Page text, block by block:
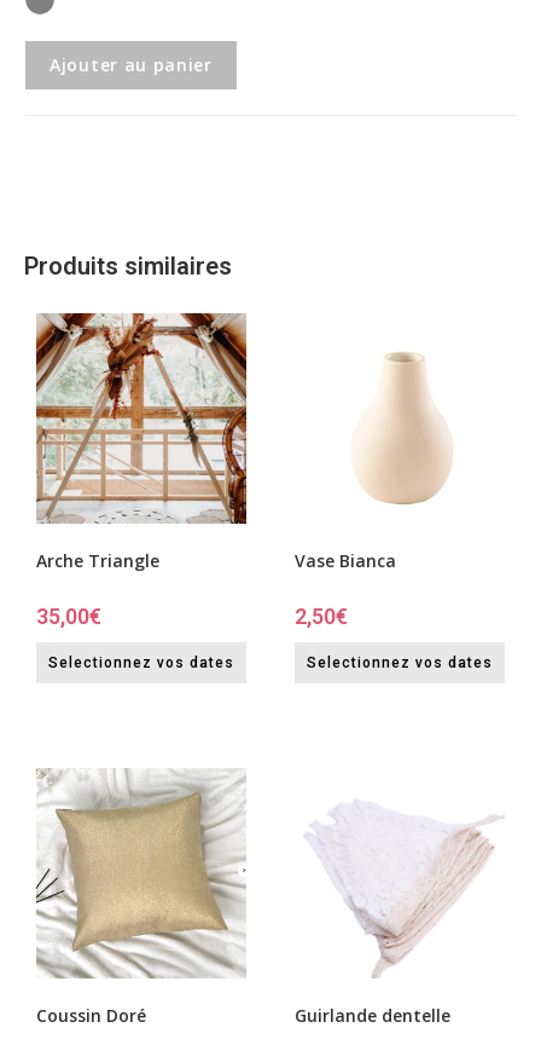
Ajouter au panier
Produits similaires
Arche Triangle
35,00€
Selectionnez vos dates
Vase Bianca
2,50€
Selectionnez vos dates
Coussin Doré Guirlande dentelle